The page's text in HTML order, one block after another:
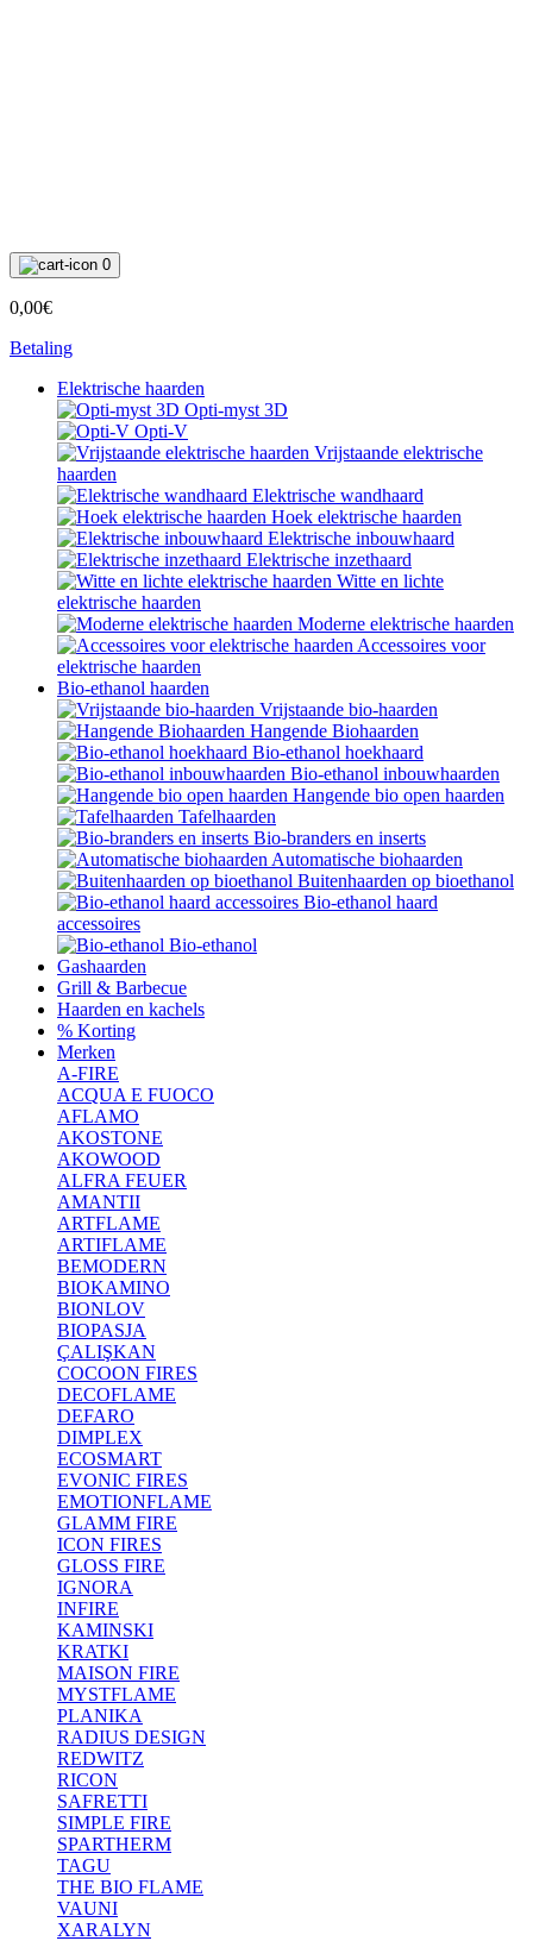
0
0,00€
Betaling
Elektrische haarden
Opti-myst 3D
Opti-V
Vrijstaande elektrische
haarden
Elektrische wandhaard
Hoek elektrische haarden
Elektrische inbouwhaard
Elektrische inzethaard
Witte en lichte
elektrische haarden
Moderne elektrische haarden
Accessoires voor
elektrische haarden
Bio-ethanol haarden
Vrijstaande bio-haarden
Hangende Biohaarden
Bio-ethanol hoekhaard
Bio-ethanol inbouwhaarden
Hangende bio open haarden
Tafelhaarden
Bio-branders en inserts
Automatische biohaarden
Buitenhaarden op bioethanol
Bio-ethanol haard
accessoires
Bio-ethanol
Gashaarden
Grill & Barbecue
Haarden en kachels
% Korting
Merken
A-FIRE
ACQUA E FUOCO
AFLAMO
AKOSTONE
AKOWOOD
ALFRA FEUER
AMANTII
ARTFLAME
ARTIFLAME
BEMODERN
BIOKAMINO
BIONLOV
BIOPASJA
ÇALIŞKAN
COCOON FIRES
DECOFLAME
DEFARO
DIMPLEX
ECOSMART
EVONIC FIRES
EMOTIONFLAME
GLAMM FIRE
ICON FIRES
GLOSS FIRE
IGNORA
INFIRE
KAMINSKI
KRATKI
MAISON FIRE
MYSTFLAME
PLANIKA
RADIUS DESIGN
REDWITZ
RICON
SAFRETTI
SIMPLE FIRE
SPARTHERM
TAGU
THE BIO FLAME
VAUNI
XARALYN